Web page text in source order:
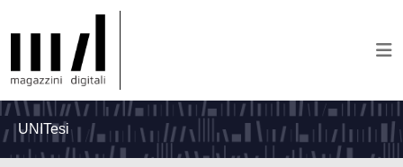
UNITesi